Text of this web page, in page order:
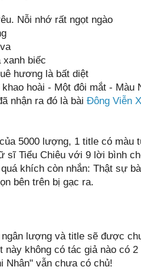
Nỗi nhớ rất ngọt ngào
xanh biếc
hương là bất diệt
hoài - Một đôi mắt - Màu
nhận ra đó là bài Đông Viễn
5000 lượng, 1 title có màu
sĩ Tiểu Chiêu với 9 lời bình
khích còn nhắn: Thật sự
bên trên bị gạc ra.
lượng và title sẽ được
này không có tác giả nào có
Nhân" vẫn chưa có chủ!